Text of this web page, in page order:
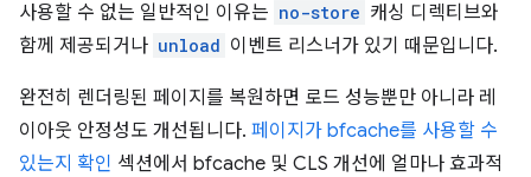
사용할 수 없는 일반적인 이유는 no-store 캐싱 디렉티브와
함께 제공되거나 unload 이벤트 리스너가 있기 때문입니다.
완전히 렌더링된 페이지를 복원하면 로드 성능뿐만 아니라 레
이아웃 안정성도 개선됩니다. 페이지가 bfcache를 사용할 수
있는지 확인 섹션에서 bfcache 및 CLS 개선에 얼마나 효과적